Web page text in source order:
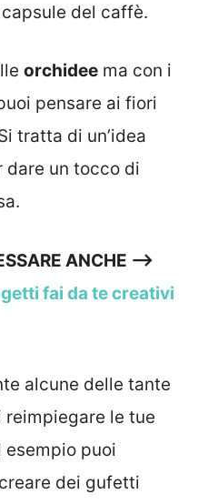
del caffè.
orchidee ma con i
pensare ai fiori
tratta di un’idea
dare un tocco di
ANCHE —>
fai da te creativi
alcune delle tante
reimpiegare le tue
puoi
dei gufetti